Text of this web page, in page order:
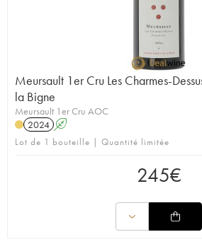
Meursault 1er Cru Les Charmes-
la Bigne
Meursault 1er Cru AOC
2024 A
Lot de 1 bouteille | Quantité limitée
245€